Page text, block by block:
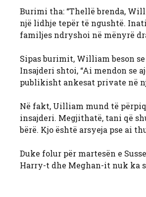
Burimi tha: “Thellë brenda,
një lidhje tepër të ngushtë.
familjes ndryshoi në mënyrë
Sipas burimit, William beson
Insajderi shtoi, “Ai mendon
publikisht ankesat private në
Në fakt, Uilliam mund të
insajderi. Megjithatë, tani që
bërë. Kjo është arsyeja pse ai
Duke folur për martesën e
Harry-t dhe Meghan-it nuk ka